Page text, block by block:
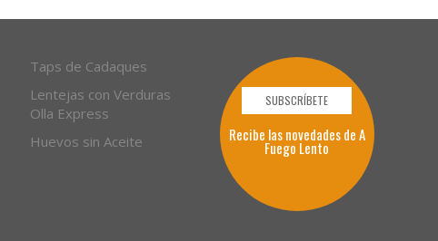
Taps de Cadaques
Lentejas con Verduras
Olla Express
Huevos sin Aceite
SUBSCRÍBETE
Recibe las novedades de A
Fuego Lento